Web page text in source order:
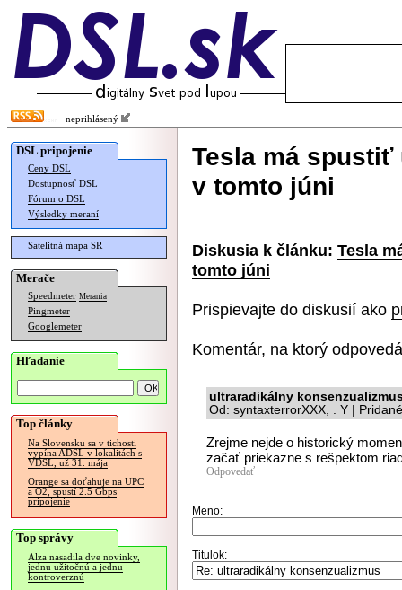
neprihlásený
DSL pripojenie
Ceny DSL
Dostupnosť DSL
Fórum o DSL
Výsledky meraní
Satelitná mapa SR
Merače
Speedmeter Merania
Pingmeter
Googlemeter
Hľadanie
Top články
Na Slovensku sa v tichosti
vypína ADSL v lokalitách s
VDSL, už 31. mája
Orange sa doťahuje na UPC
a O2, spustí 2.5 Gbps
pripojenie
Top správy
Alza nasadila dve novinky,
jednu užitočnú a jednu
kontroverznú
Tesla má spustiť
v tomto júni
Diskusia k článku: Tesla
tomto júni
Prispievajte do diskusií ako
Komentár, na ktorý
ultraradikálny
Od: syntaxterrorXXX, . Y |
Zrejme nejde o historický
začať priekazne s rešpektom
Odpovedať
Meno:
Titulok: